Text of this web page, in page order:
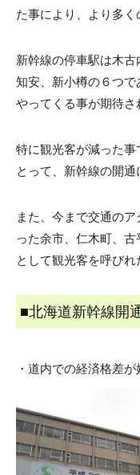
た事により、より多く
新幹線の停車駅は木
知安、新小樽の６つ
やってくる事が期待さ
特に観光客が減った
とって、新幹線の開通
また、今まで交通の
った余市、仁木町、
として観光客を呼びれ
■北海道新幹線開
・道内での経済格差が